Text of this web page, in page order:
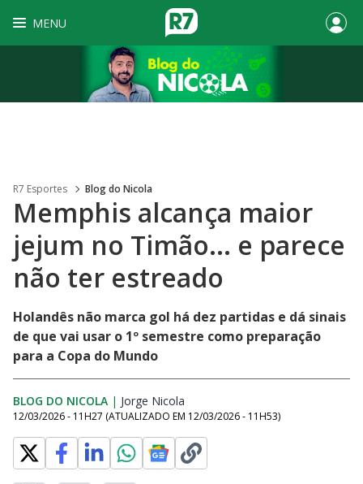
MENU
R7 Esportes Blog do Nicola
Memphis alcança maior
jejum no Timão... e parece
não ter estreado
Holandês não marca gol há dez partidas e dá sinais
de que vai usar o 1º semestre como preparação
para a Copa do Mundo
BLOG DO NICOLA | Jorge Nicola
12/03/2026 - 11H27 (ATUALIZADO EM 12/03/2026 - 11H53)